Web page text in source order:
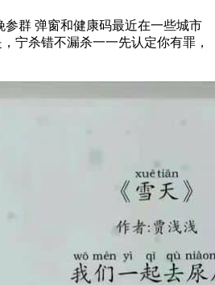
参群 弹窗和健康码最近在一些城市
宁杀错不漏杀一一先认定你有罪，